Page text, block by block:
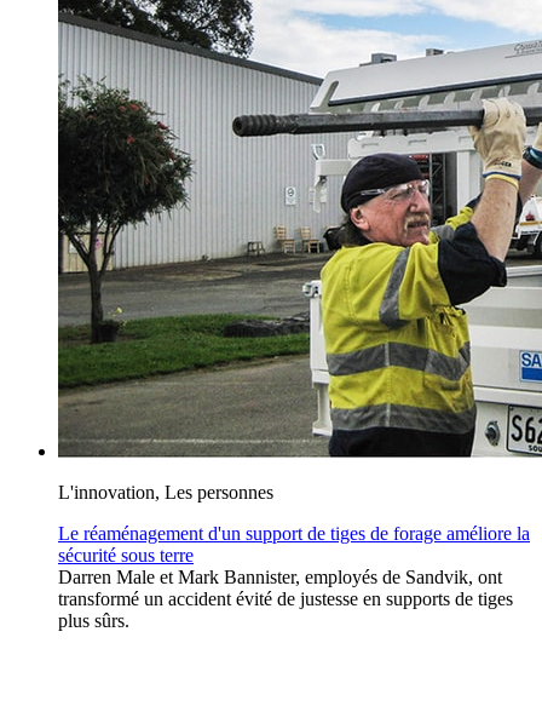
L'innovation, Les personnes
Le réaménagement d'un support de tiges de forage améliore la
sécurité sous terre
Darren Male et Mark Bannister, employés de Sandvik, ont
transformé un accident évité de justesse en supports de tiges
plus sûrs.